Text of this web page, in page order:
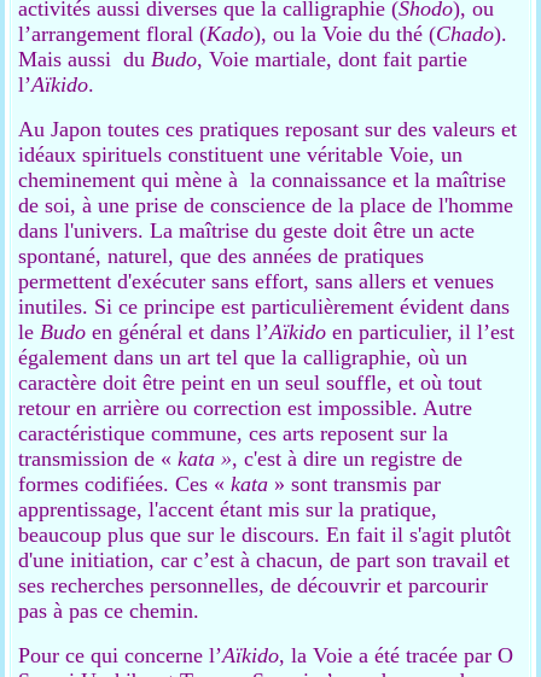
activités aussi diverses que la calligraphie (Shodo), ou
l’arrangement floral (Kado), ou la Voie du thé (Chado).
Mais aussi du Budo, Voie martiale, dont fait partie
l’Aïkido.
Au Japon toutes ces pratiques reposant sur des valeurs et
idéaux spirituels constituent une véritable Voie, un
cheminement qui mène à la connaissance et la maîtrise
de soi, à une prise de conscience de la place de l'homme
dans l'univers. La maîtrise du geste doit être un acte
spontané, naturel, que des années de pratiques
permettent d'exécuter sans effort, sans allers et venues
inutiles. Si ce principe est particulièrement évident dans
le Budo en général et dans l’Aïkido en particulier, il l’est
également dans un art tel que la calligraphie, où un
caractère doit être peint en un seul souffle, et où tout
retour en arrière ou correction est impossible. Autre
caractéristique commune, ces arts reposent sur la
transmission de «kata », c'est à dire un registre de
formes codifiées. Ces «kata » sont transmis par
apprentissage, l'accent étant mis sur la pratique,
beaucoup plus que sur le discours. En fait il s'agit plutôt
d'une initiation, car c’est à chacun, de part son travail et
ses recherches personnelles, de découvrir et parcourir
pas à pas ce chemin.
Pour ce qui concerne l’Aïkido, la Voie a été tracée par O